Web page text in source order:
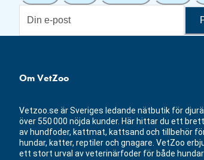
Om VetZoo
Vetzoo.se är Sveriges ledande nätbutik för
över 550 000 nöjda kunder. Här hittar du ett
av hundfoder, kattmat, kattsand och tillbehör
hundar, katter, reptiler och gnagare. VetZoo
ett stort urval av veterinärfoder för både